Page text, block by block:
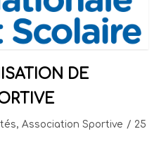
DE
, Association Sportive
25